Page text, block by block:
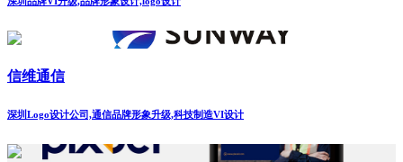
信维通信
深圳Logo设计公司,通信品牌形象升级,科技制造VI设计